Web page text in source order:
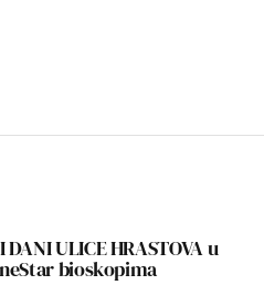
ULICE HRASTOVA u
bioskopima